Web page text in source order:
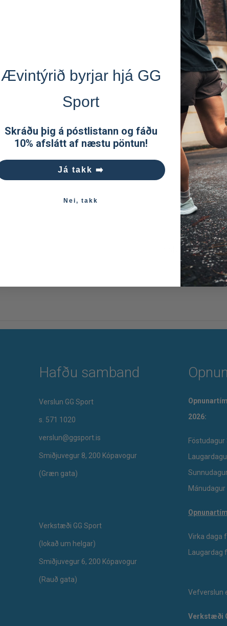
Upplýsingar
Hafðu samband
Verslun GG Sport
s. 571 1020
verslun@ggsport.is
Smiðjuvegur 8, 200 Kópavogur
(Græn gata)
Verkstæði GG Sport
​(lokað um helgar)
Smiðjuvegur 6, 200 Kópavogur
(Rauð gata)
2026:
Föstudagur
Mánudagur
Virka daga
Laugardag
Vefverslun
Verkstæði
Ævintýrið byrjar hjá GG
Sport
Skráðu þig á póstlistann og fáðu
10% afslátt af næstu pöntun!
Já takk ➡️
Nei, takk